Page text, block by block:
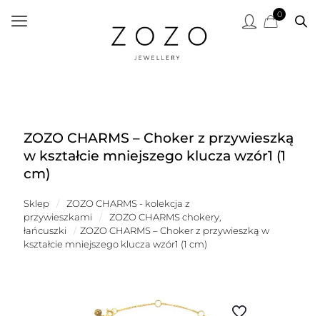
0
ZOZO CHARMS – Choker z przywieszką
w kształcie mniejszego klucza wzór1 (1
cm)
Sklep /
ZOZO CHARMS - kolekcja z
przywieszkami
/
ZOZO CHARMS chokery,
łańcuszki
/ ZOZO CHARMS – Choker z przywieszką w
kształcie mniejszego klucza wzór1 (1 cm)